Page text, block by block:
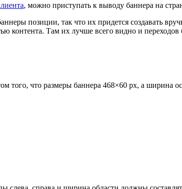
, можно приступать к выводу баннера на
позиции, так что их придется создавать
контента. Там их лучше всего видно и переходов
что размеры баннера 468×60 px, а ширина